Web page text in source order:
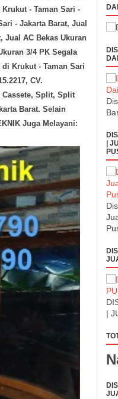
Krukut - Taman Sari -
- Jakarta Barat, Jual
, Jual AC Bekas Ukuran
3/4 PK Segala
di Krukut - Taman Sari
CV.
Cassete, Split, Split
Barat. Selain
Juga Melayani:
|
|